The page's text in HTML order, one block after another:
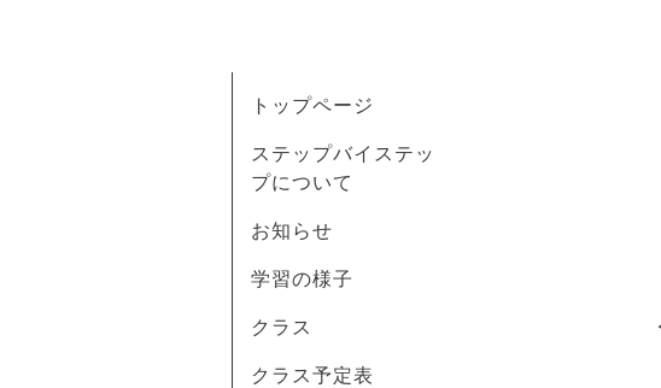
トップページ
ステップバイステッ
プについて
お知らせ
学習の様子
クラス
クラス予定表